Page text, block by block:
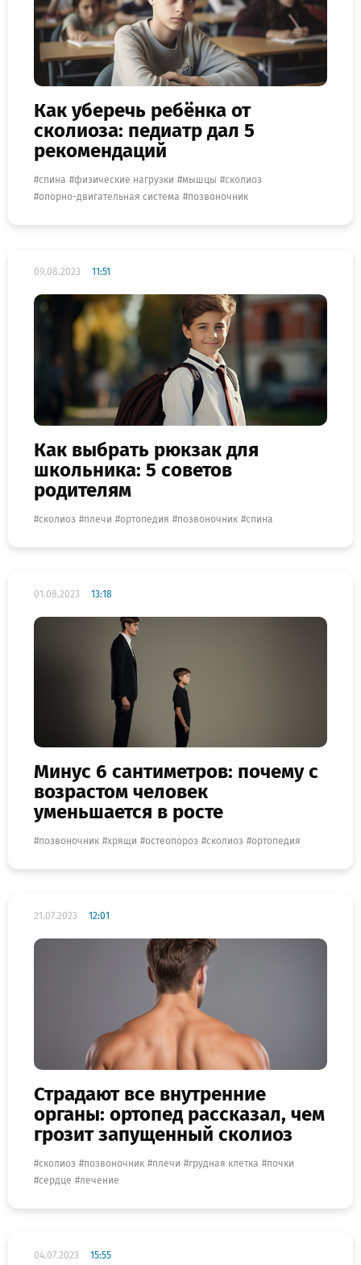
Как уберечь ребёнка от
сколиоза: педиатр дал 5
рекомендаций
спина физические нагрузки мышцы
сколиоз
опорно-двигательная система
позвоночник
09.08.2023 11:51
Как выбрать рюкзак для
школьника: 5 советов
родителям
сколиоз плечи ортопедия позвоночник спина
01.08.2023 13:18
Минус 6 сантиметров: почему с
возрастом человек
уменьшается в росте
позвоночник хрящи остеопороз сколиоз ортопедия
21.07.2023 12:01
Страдают все внутренние
органы: ортопед рассказал, чем
грозит запущенный сколиоз
сколиоз позвоночник плечи грудная клетка
почки
сердце
лечение
04.07.2023 15:55